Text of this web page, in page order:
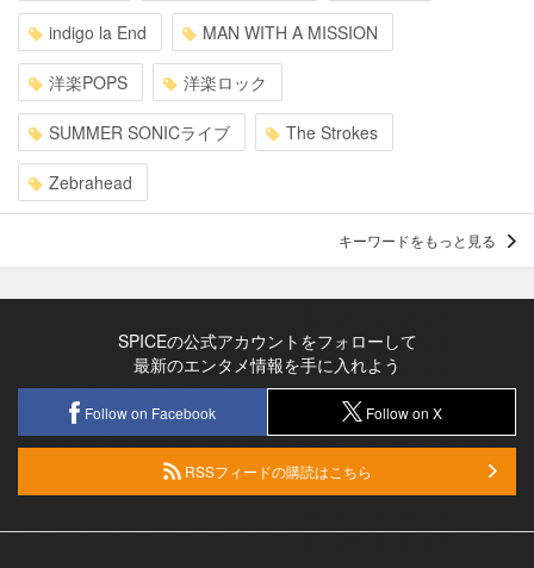
indigo la End MAN WITH A MISSION
洋楽POPS 洋楽ロック
SUMMER SONICライブ The Strokes
Zebrahead
キーワードをもっと見る
SPICEの公式アカウントをフォローして
最新のエンタメ情報を手に入れよう
Follow on Facebook Follow on X
RSSフィードの購読はこちら